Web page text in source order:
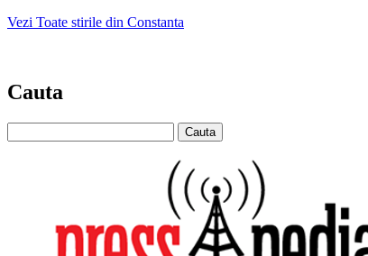
Vezi Toate stirile din Constanta
Cauta